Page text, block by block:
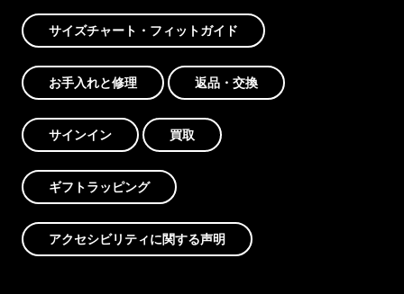
サイズチャート・フィットガイド
お手入れと修理 返品・交換
サインイン 買取
ギフトラッピング
アクセシビリティに関する声明